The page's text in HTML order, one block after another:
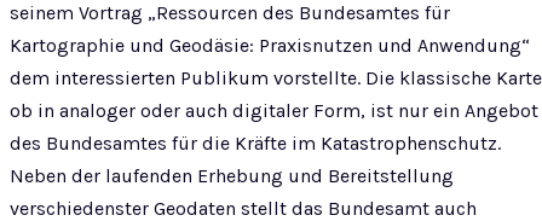
seinem Vortrag „Ressourcen des Bundesamtes für
Kartographie und Geodäsie: Praxisnutzen und Anwendung“
dem interessierten Publikum vorstellte. Die klassische
ob in analoger oder auch digitaler Form, ist nur ein Angebot
des Bundesamtes für die Kräfte im Katastrophenschutz.
Neben der laufenden Erhebung und Bereitstellung
verschiedenster Geodaten stellt das Bundesamt auch